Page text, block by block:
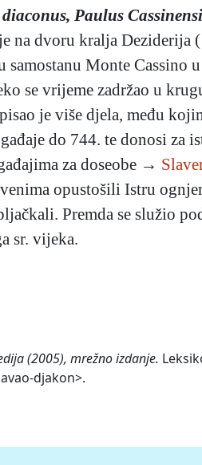
Paulus
na dvoru kralja Deziderija
Monte Cassino
se vrijeme zadržao u
je više djela, među
do 744. te donosi za
za doseobe →
opustošili Istru
Premda se služio
sr. vijeka.
(2005), mrežno izdanje.
djakon>.